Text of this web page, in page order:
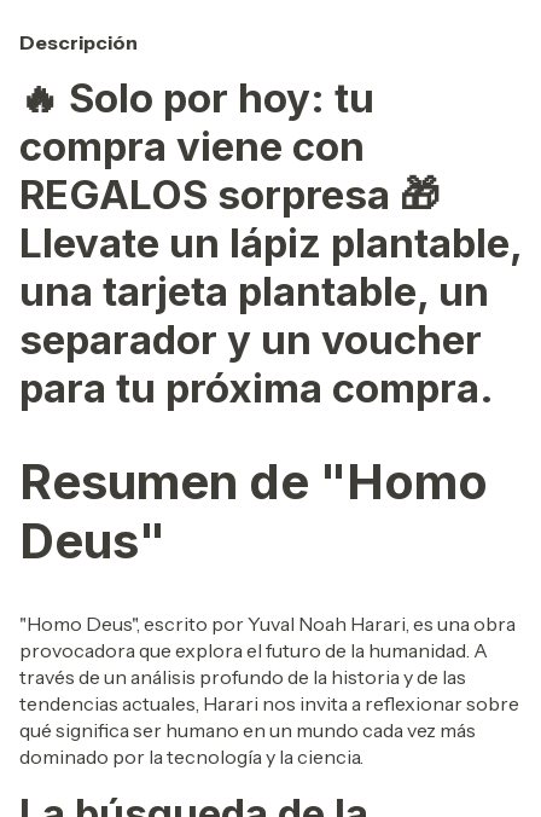
Descripción
🔥 Solo por hoy: tu
compra viene con
REGALOS sorpresa 🎁
Llevate un lápiz plantable,
una tarjeta plantable, un
separador y un voucher
para tu próxima compra.
Resumen de "Homo
Deus"
"Homo Deus", escrito por Yuval Noah Harari, es una obra
provocadora que explora el futuro de la humanidad. A
través de un análisis profundo de la historia y de las
tendencias actuales, Harari nos invita a reflexionar sobre
qué significa ser humano en un mundo cada vez más
dominado por la tecnología y la ciencia.